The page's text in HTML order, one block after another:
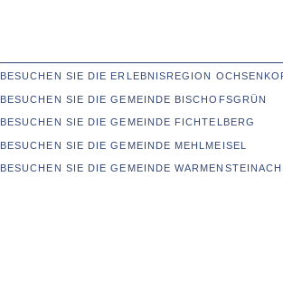
BESUCHEN SIE DIE ERLEBNISREGION
BESUCHEN SIE DIE GEMEINDE BISCHOFSGRÜN
BESUCHEN SIE DIE GEMEINDE FICHTELBERG
BESUCHEN SIE DIE GEMEINDE MEHLMEISEL
BESUCHEN SIE DIE GEMEINDE WARMENSTEINACH